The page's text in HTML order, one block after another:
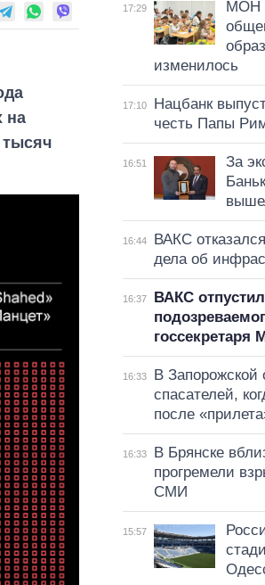
на
17:29
МОН
изменилось
17:10
Нацбанк
честь Папы
16:51
За
16:44
ВАКС
дела об
16:37
ВАКС
госсекретаря
16:33
В Запорожской
спасателей,
после
16:33
В Брянске
прогремели
СМИ
15:57